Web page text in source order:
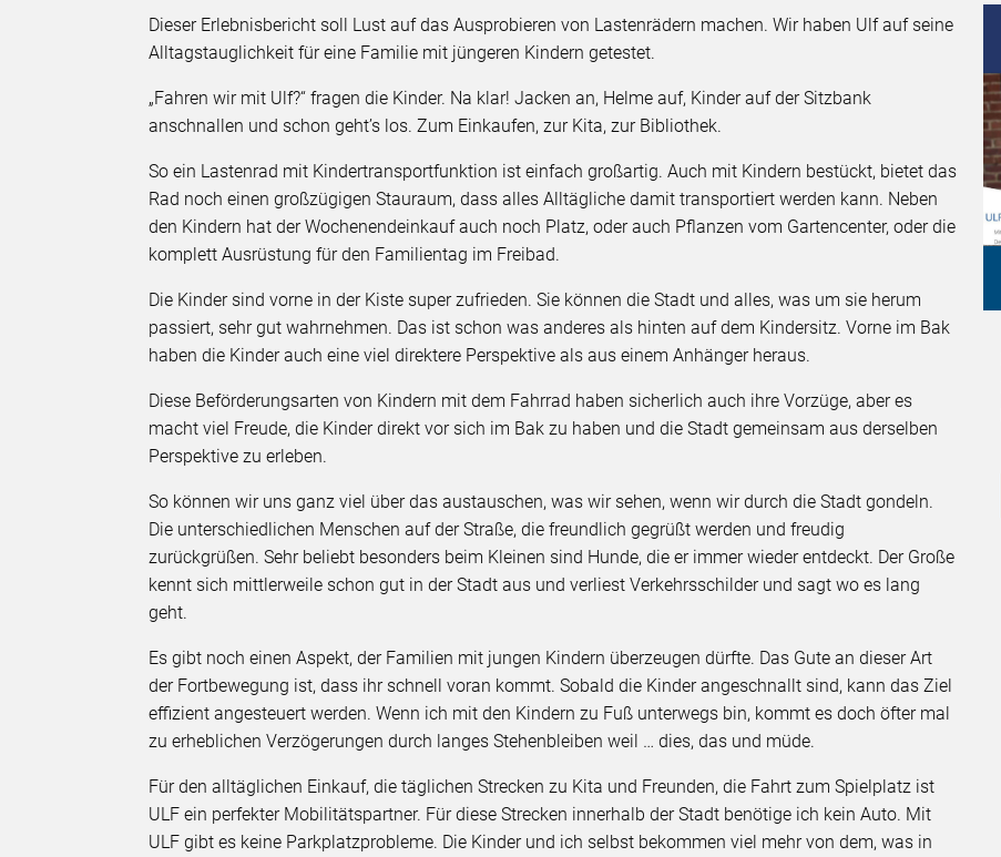
Dieser Erlebnisbericht soll Lust auf das Ausprobieren von Lastenrädern machen. Wir haben Ulf auf seine
Alltagstauglichkeit für eine Familie mit jüngeren Kindern getestet.
„Fahren wir mit Ulf?“ fragen die Kinder. Na klar! Jacken an, Helme auf, Kinder auf der Sitzbank
anschnallen und schon geht’s los. Zum Einkaufen, zur Kita, zur Bibliothek.
So ein Lastenrad mit Kindertransportfunktion ist einfach großartig. Auch mit Kindern bestückt, bietet das
Rad noch einen großzügigen Stauraum, dass alles Alltägliche damit transportiert werden kann. Neben
den Kindern hat der Wochenendeinkauf auch noch Platz, oder auch Pflanzen vom Gartencenter, oder die
komplett Ausrüstung für den Familientag im Freibad.
Die Kinder sind vorne in der Kiste super zufrieden. Sie können die Stadt und alles, was um sie herum
passiert, sehr gut wahrnehmen. Das ist schon was anderes als hinten auf dem Kindersitz. Vorne im Bak
haben die Kinder auch eine viel direktere Perspektive als aus einem Anhänger heraus.
Diese Beförderungsarten von Kindern mit dem Fahrrad haben sicherlich auch ihre Vorzüge, aber es
macht viel Freude, die Kinder direkt vor sich im Bak zu haben und die Stadt gemeinsam aus derselben
Perspektive zu erleben.
So können wir uns ganz viel über das austauschen, was wir sehen, wenn wir durch die Stadt gondeln.
Die unterschiedlichen Menschen auf der Straße, die freundlich gegrüßt werden und freudig
zurückgrüßen. Sehr beliebt besonders beim Kleinen sind Hunde, die er immer wieder entdeckt. Der Große
kennt sich mittlerweile schon gut in der Stadt aus und verliest Verkehrsschilder und sagt wo es lang
geht.
Es gibt noch einen Aspekt, der Familien mit jungen Kindern überzeugen dürfte. Das Gute an dieser Art
der Fortbewegung ist, dass ihr schnell voran kommt. Sobald die Kinder angeschnallt sind, kann das Ziel
effizient angesteuert werden. Wenn ich mit den Kindern zu Fuß unterwegs bin, kommt es doch öfter mal
zu erheblichen Verzögerungen durch langes Stehenbleiben weil … dies, das und müde.
Für den alltäglichen Einkauf, die täglichen Strecken zu Kita und Freunden, die Fahrt zum Spielplatz ist
ULF ein perfekter Mobilitätspartner. Für diese Strecken innerhalb der Stadt benötige ich kein Auto. Mit
ULF gibt es keine Parkplatzprobleme. Die Kinder und ich selbst bekommen viel mehr von dem, was in